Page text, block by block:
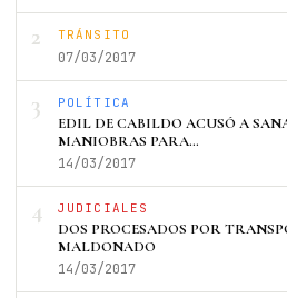
2 TRÁNSITO
07/03/2017
3 POLÍTICA
EDIL DE CABILDO ACUSÓ A
MANIOBRAS PARA…
14/03/2017
4 JUDICIALES
DOS PROCESADOS POR
MALDONADO
14/03/2017